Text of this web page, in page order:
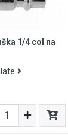
1/4 col na